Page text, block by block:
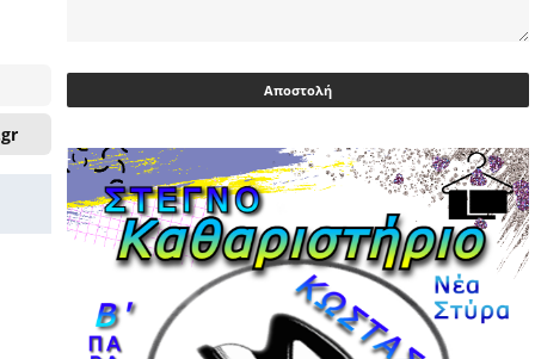
ΠΑΣΟΚ διεκδικεί ρόλο εναλλακτικής
πρότασης εξουσίας
Ακρίβεια: Με λίστα και περιορισμένες
επιλογές οι αγορές των νοικοκυριών
03/05/2026 | 07:59
Υεμένη: Σομαλοί πειρατές στο
πετρελαιοφόρο Eureka
03/05/2026 | 06:40